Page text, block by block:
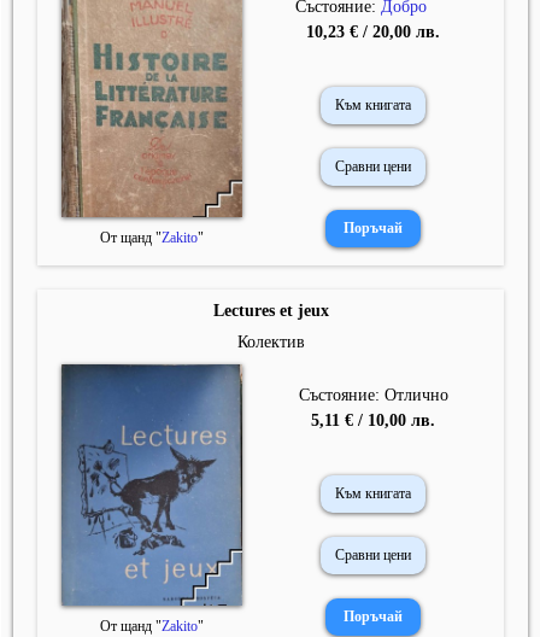
От щанд "Zakito"
Състояние: Добро
10,23 € / 20,00 лв.
Към книгата
Сравни цени
Lectures et jeux
Колектив
От щанд "Zakito"
Състояние: Отлично
5,11 € / 10,00 лв.
Към книгата
Сравни цени